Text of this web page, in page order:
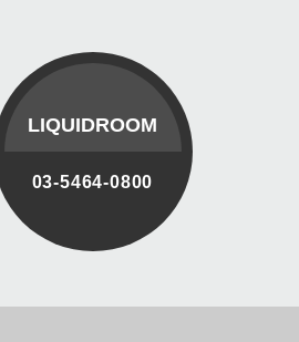
LIQUIDROOM
03-5464-0800